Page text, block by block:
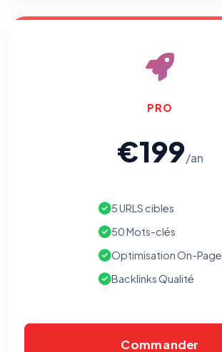
PRO
€199/an
5 URLS cibles
50 Mots-clés
Optimisation On-Page
Backlinks Qualité
Commander